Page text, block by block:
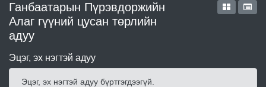
Ганбаатарын Пүрэвдоржийн
Алаг гүүний цусан төрлийн
адуу
Эцэг, эх нэгтэй адуу
Эцэг, эх нэгтэй адуу бүртгэгдээгүй.